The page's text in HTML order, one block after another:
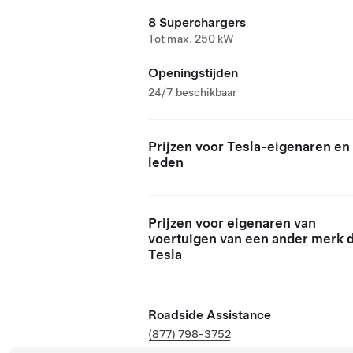
8 Superchargers
Tot max. 250 kW
Openingstijden
24/7 beschikbaar
Prijzen voor Tesla-eigenaren en
leden
Prijzen voor eigenaren van
voertuigen van een ander merk
Tesla
Roadside Assistance
(877) 798-3752